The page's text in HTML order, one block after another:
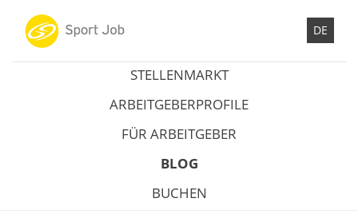
DE
STELLENMARKT
ARBEITGEBERPROFILE
FÜR ARBEITGEBER
BLOG
BUCHEN